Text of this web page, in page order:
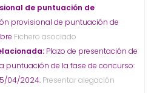
de puntuación de
provisional de puntuación de
Fichero asociado
Plazo de presentación de
puntuación de la fase de concurso:
04/2024. Presentar alegación